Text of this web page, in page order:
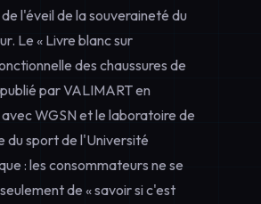
l'éveil de la souveraineté du
Le « Livre blanc sur
des chaussures de
par VALIMART en
WGSN et le laboratoire de
du sport de l'Université
: les consommateurs ne se
de « savoir si c'est